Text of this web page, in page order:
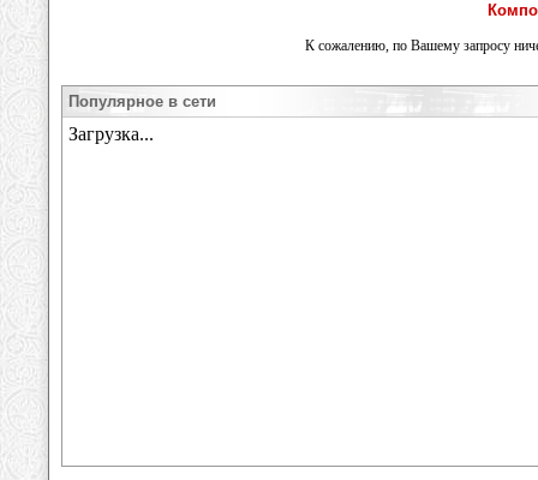
К сожалению, по Вашему запросу
Популярное в сети